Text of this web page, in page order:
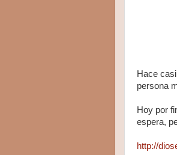
Hace
persona
Hoy por
espera,
http://